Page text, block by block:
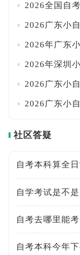
社区答疑
自考本科算全
自学考试是不
自考去哪里能
自考本科今年